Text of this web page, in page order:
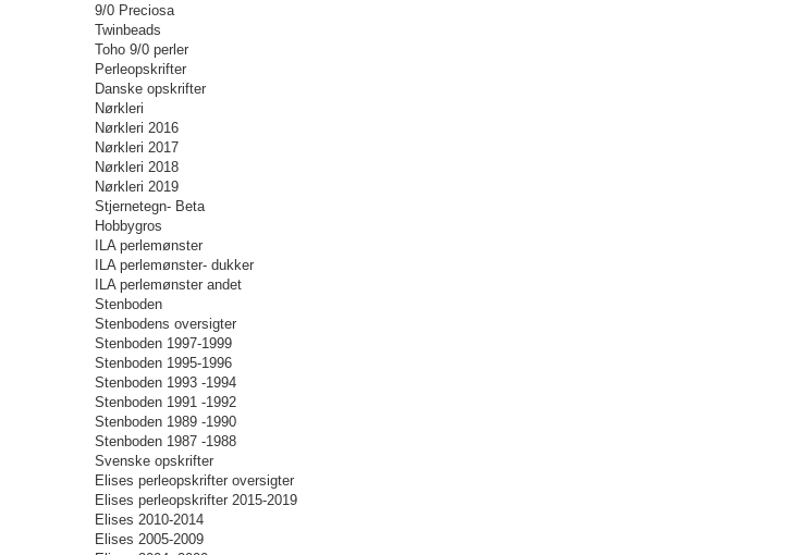
9/0 Preciosa
Twinbeads
Toho 9/0 perler
Perleopskrifter
Danske opskrifter
Nørkleri
Nørkleri 2016
Nørkleri 2017
Nørkleri 2018
Nørkleri 2019
Stjernetegn- Beta
Hobbygros
ILA perlemønster
ILA perlemønster- dukker
ILA perlemønster andet
Stenboden
Stenbodens oversigter
Stenboden 1997-1999
Stenboden 1995-1996
Stenboden 1993 -1994
Stenboden 1991 -1992
Stenboden 1989 -1990
Stenboden 1987 -1988
Svenske opskrifter
Elises perleopskrifter oversigter
Elises perleopskrifter 2015-2019
Elises 2010-2014
Elises 2005-2009